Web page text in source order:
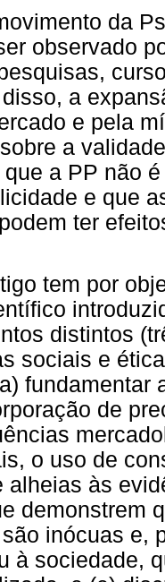
da
observado
a
e pela
a
a PP não
e que
ter
tem por
distintos
sociais e
fundamentar
de
o uso de
alheias às
demonstrem
inócuas e,
à sociedade,